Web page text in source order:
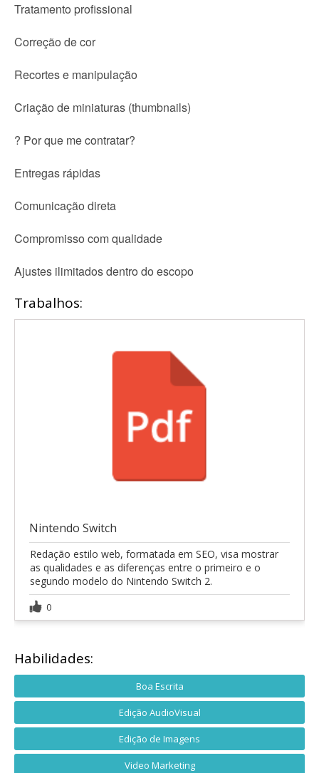
Tratamento profissional
Correção de cor
Recortes e manipulação
Criação de miniaturas (thumbnails)
? Por que me contratar?
Entregas rápidas
Comunicação direta
Compromisso com qualidade
Ajustes ilimitados dentro do escopo
Trabalhos:
Nintendo Switch
Redação estilo web, formatada em SEO, visa mostrar
as qualidades e as diferenças entre o primeiro e o
segundo modelo do Nintendo Switch 2.
0
Habilidades:
Boa Escrita
Edição AudioVisual
Edição de Imagens
Video Marketing